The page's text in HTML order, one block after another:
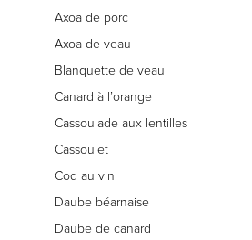
Axoa de porc
Axoa de veau
Blanquette de veau
Canard à l’orange
Cassoulade aux lentilles
Cassoulet
Coq au vin
Daube béarnaise
Daube de canard